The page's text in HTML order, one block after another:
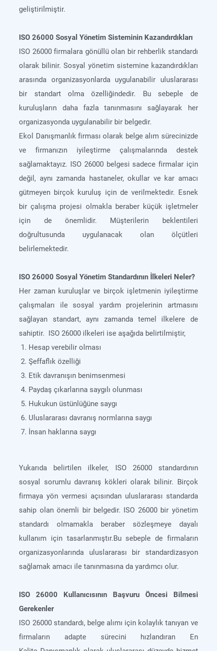
geliştirilmiştir.
ISO 26000 Sosyal Yönetim Sisteminin Kazandırdıkları
ISO 26000 firmalara gönüllü olan bir rehberlik standardı
olarak bilinir. Sosyal yönetim sistemine kazandırdıkları
arasında organizasyonlarda uygulanabilir uluslararası
bir standart olma özelliğindedir. Bu sebeple de
kuruluşların daha fazla tanınmasını sağlayarak her
organizasyonda uygulanabilir bir belgedir.
Ekol Danışmanlık firması olarak belge alım sürecinizde
ve firmanızın iyileştirme çalışmalarında destek
sağlamaktayız. ISO 26000 belgesi sadece firmalar için
değil, aynı zamanda hastaneler, okullar ve kar amacı
gütmeyen birçok kuruluş için de verilmektedir. Esnek
bir çalışma projesi olmakla beraber küçük işletmeler
için de önemlidir. Müşterilerin beklentileri
doğrultusunda uygulanacak olan ölçütleri
belirlemektedir.
ISO 26000 Sosyal Yönetim Standardının İlkeleri Neler?
Her zaman kuruluşlar ve birçok işletmenin iyileştirme
çalışmaları ile sosyal yardım projelerinin artmasını
sağlayan standart, aynı zamanda temel ilkelere de
sahiptir. ISO 26000 ilkeleri ise aşağıda belirtilmiştir,
Hesap verebilir olması
Şeffaflık özelliği
Etik davranışın benimsenmesi
Paydaş çıkarlarına saygılı olunması
Hukukun üstünlüğüne saygı
Uluslararası davranış normlarına saygı
İnsan haklarına saygı
Yukarıda belirtilen ilkeler, ISO 26000 standardının
sosyal sorumlu davranış kökleri olarak bilinir. Birçok
firmaya yön vermesi açısından uluslararası standarda
sahip olan önemli bir belgedir. ISO 26000 bir yönetim
standardı olmamakla beraber sözleşmeye dayalı
kullanım için tasarlanmıştır.Bu sebeple de firmaların
organizasyonlarında uluslararası bir standardizasyon
sağlamak amacı ile tanınmasına da yardımcı olur.
ISO 26000 Kullanıcısının Başvuru Öncesi Bilmesi
Gerekenler
ISO 26000 standardı, belge alımı için kolaylık tanıyan ve
firmaların adapte sürecini hızlandıran En